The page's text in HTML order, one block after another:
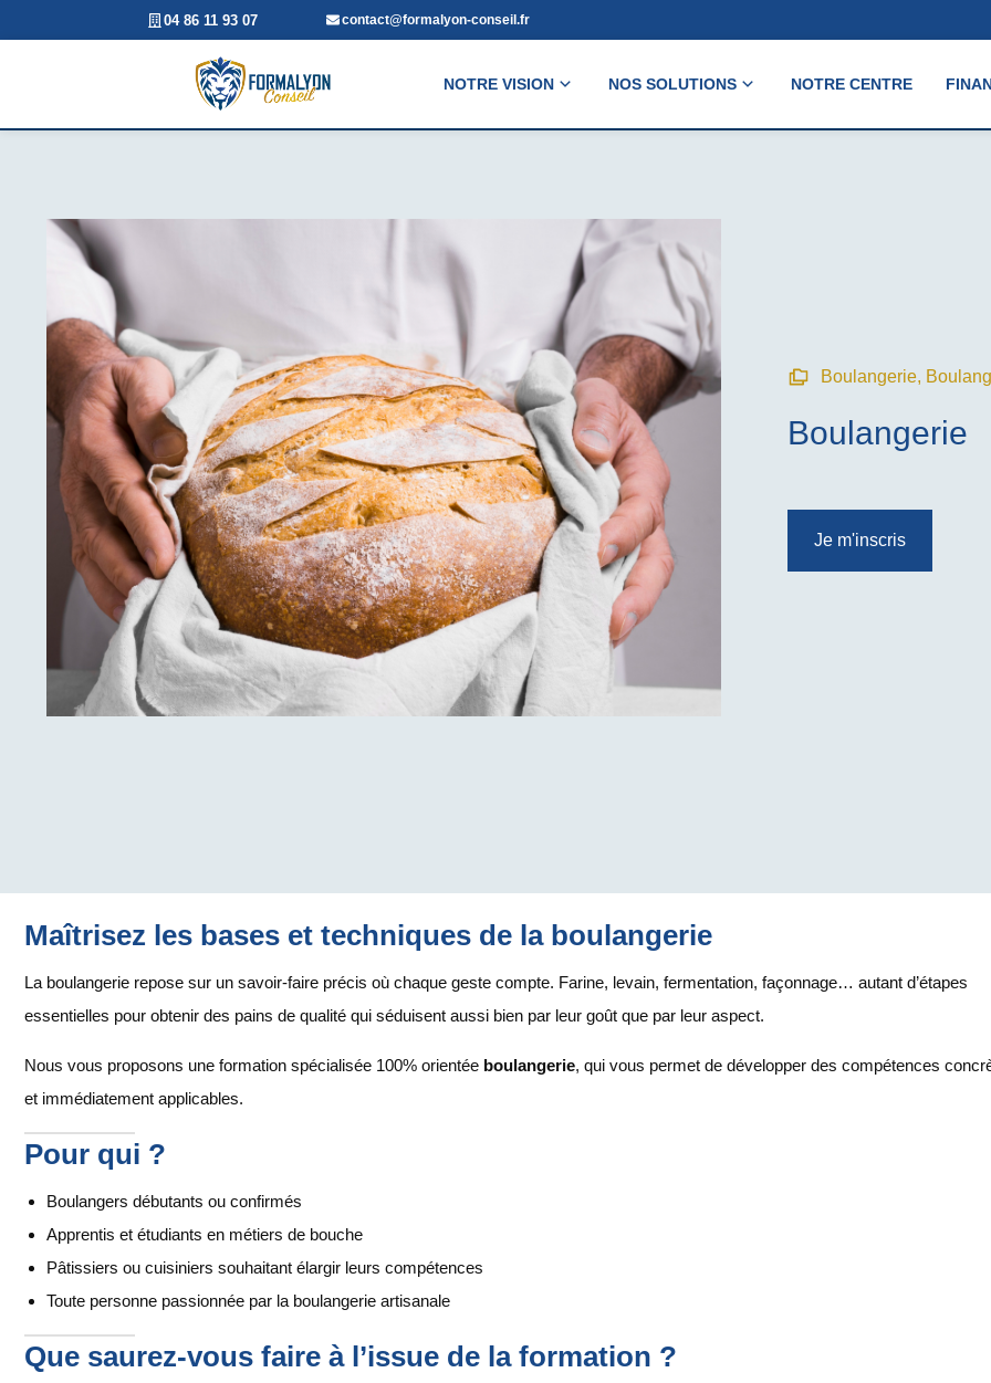
04 86 11 93 07 contact@formalyon-conseil.fr
NOTRE VISION NOS SOLUTIONS NOTRE CENTRE
Boulangerie,
Boulangerie
Je m'inscris
Maîtrisez les bases et techniques de la boulangerie
La boulangerie repose sur un savoir-faire précis où chaque geste compte. Farine, levain, fermentation, façonnage… autant d’étapes
essentielles pour obtenir des pains de qualité qui séduisent aussi bien par leur goût que par leur aspect.
Nous vous proposons une formation spécialisée 100% orientée boulangerie, qui vous permet de développer des compétences
et immédiatement applicables.
Pour qui ?
Boulangers débutants ou confirmés
Apprentis et étudiants en métiers de bouche
Pâtissiers ou cuisiniers souhaitant élargir leurs compétences
Toute personne passionnée par la boulangerie artisanale
Que saurez-vous faire à l’issue de la formation ?